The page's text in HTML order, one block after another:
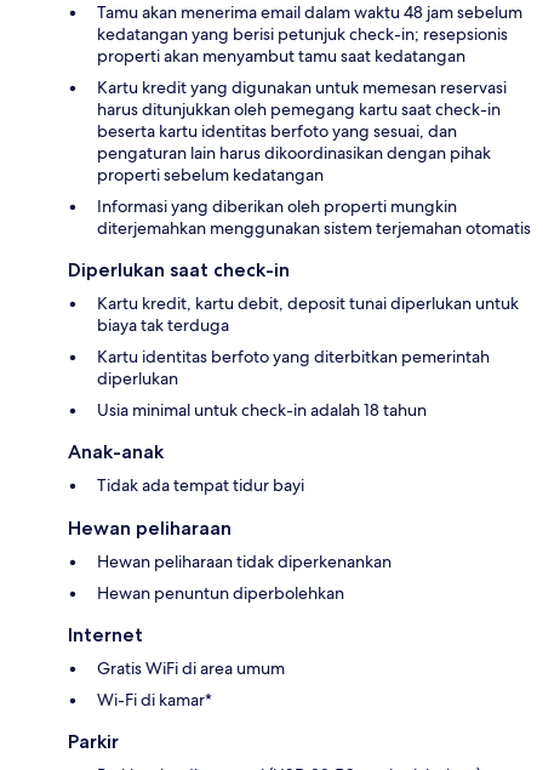
Tamu akan menerima email dalam waktu 48 jam sebelum
kedatangan yang berisi petunjuk check-in; resepsionis
properti akan menyambut tamu saat kedatangan
Kartu kredit yang digunakan untuk memesan reservasi
harus ditunjukkan oleh pemegang kartu saat check-in
beserta kartu identitas berfoto yang sesuai, dan
pengaturan lain harus dikoordinasikan dengan pihak
properti sebelum kedatangan
Informasi yang diberikan oleh properti mungkin
diterjemahkan menggunakan sistem terjemahan otomatis
Diperlukan saat check-in
Kartu kredit, kartu debit, deposit tunai diperlukan untuk
biaya tak terduga
Kartu identitas berfoto yang diterbitkan pemerintah
diperlukan
Usia minimal untuk check-in adalah 18 tahun
Anak-anak
Tidak ada tempat tidur bayi
Hewan peliharaan
Hewan peliharaan tidak diperkenankan
Hewan penuntun diperbolehkan
Internet
Gratis WiFi di area umum
Wi-Fi di kamar*
Parkir